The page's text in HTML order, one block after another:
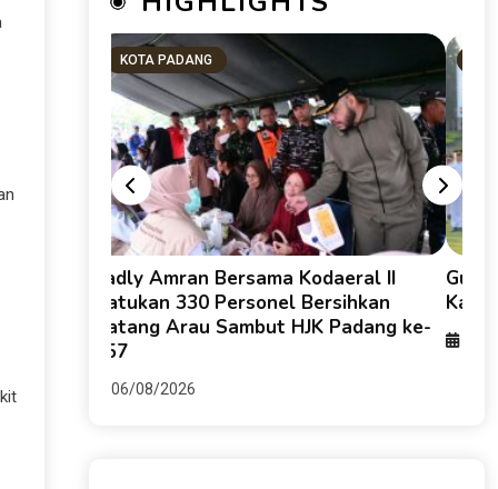
KOTA PADANG
Fadly Amran Bersama Kodaeral II
Satukan 330 Personel Bersihkan
Batang Arau Sambut HJK Padang ke-
357
06/08/2026